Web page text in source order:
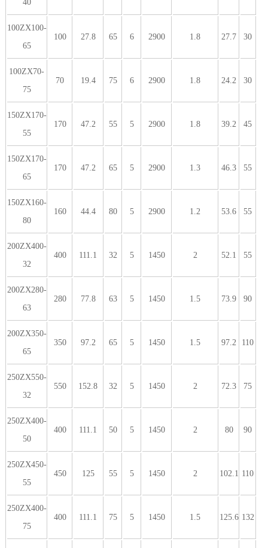
40
100ZX100-
65
100 27.8 65 6 2900 1.8 27.7 30
100ZX70-
75
70 19.4 75 6 2900 1.8 24.2 30
150ZX170-
55
170 47.2 55 5 2900 1.8 39.2 45
150ZX170-
65
170 47.2 65 5 2900 1.3 46.3 55
150ZX160-
80
160 44.4 80 5 2900 1.2 53.6 55
200ZX400-
32
400 111.1 32 5 1450 2 52.1 55
200ZX280-
63
280 77.8 63 5 1450 1.5 73.9 90
200ZX350-
65
350 97.2 65 5 1450 1.5 97.2 110
250ZX550-
32
550 152.8 32 5 1450 2 72.3 75
250ZX400-
50
400 111.1 50 5 1450 2 80 90
250ZX450-
55
450 125 55 5 1450 2 102.1 110
250ZX400-
75
400 111.1 75 5 1450 1.5 125.6 132